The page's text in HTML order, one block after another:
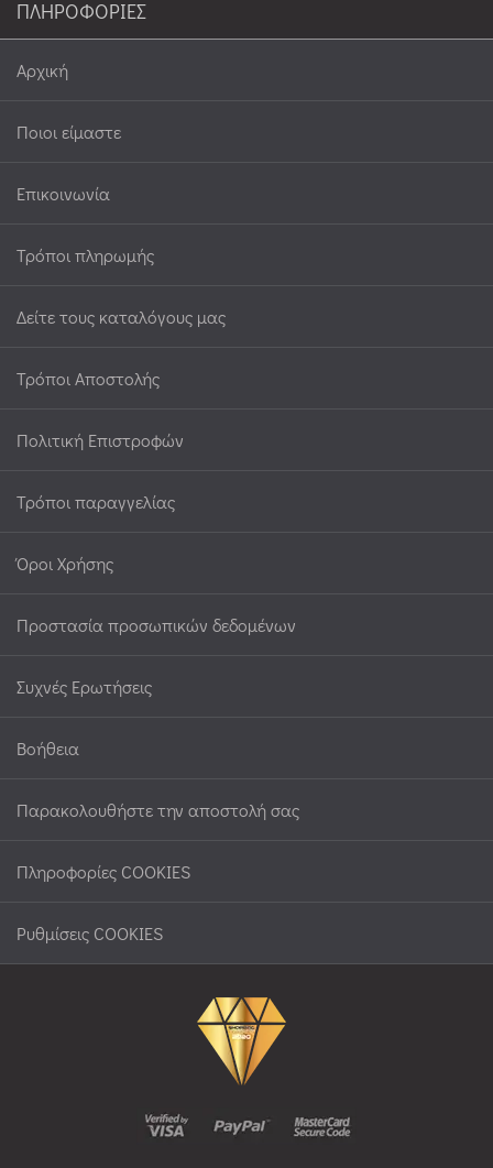
ΠΛΗΡΟΦΟΡΙΕΣ
Αρχική
Ποιοι είμαστε
Επικοινωνία
Τρόποι πληρωμής
Δείτε τους καταλόγους μας
Τρόποι Αποστολής
Πολιτική Επιστροφών
Τρόποι παραγγελίας
Όροι Χρήσης
Προστασία προσωπικών δεδομένων
Συχνές Ερωτήσεις
Βοήθεια
Παρακολουθήστε την αποστολή σας
Πληροφορίες COOKIES
Ρυθμίσεις COOKIES